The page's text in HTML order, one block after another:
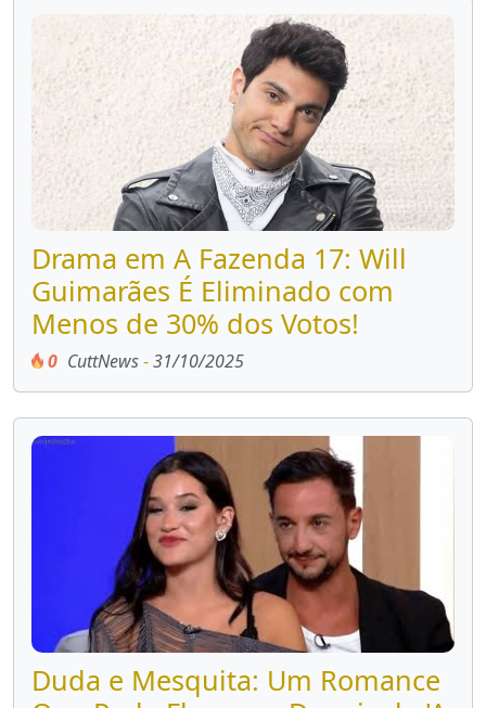
Drama em A Fazenda 17: Will
Guimarães É Eliminado com
Menos de 30% dos Votos!
0 CuttNews-31/10/2025
Duda e Mesquita: Um Romance